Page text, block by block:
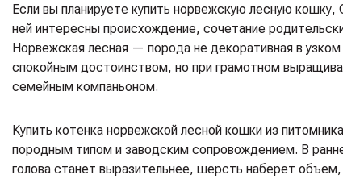
Если вы планируете купить норвежскую лесную
ней интересны происхождение, сочетание
Норвежская лесная — порода не декоративная в
спокойным достоинством, но при грамотном
семейным компаньоном.
Купить котенка норвежской лесной кошки из
породным типом и заводским сопровождением. В
голова станет выразительнее, шерсть наберет